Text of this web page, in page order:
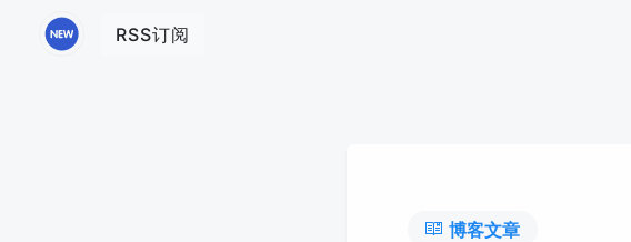
RSS订阅
博客文章